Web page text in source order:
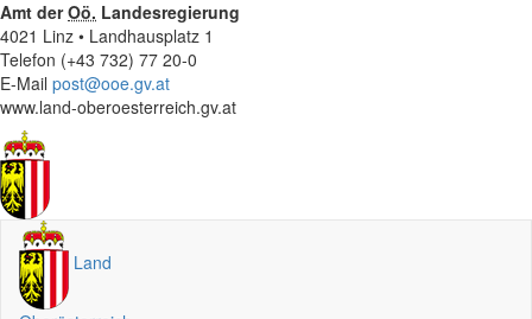
Amt derOö. Landesregierung
4021 Linz • Landhausplatz 1
Telefon (+43 732) 77 20-0
E-Mail post@ooe.gv.at
www.land-oberoesterreich.gv.at
Land